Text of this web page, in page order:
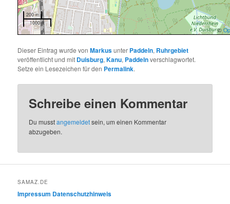
©
200 m
1000 ft
Dieser Eintrag wurde vonMarkusunter Paddeln, Ruhrgebiet
veröffentlicht und mit Duisburg,Kanu, Paddelnverschlagwortet.
Setze ein Lesezeichen für den Permalink.
Schreibe einen Kommentar
Du musstangemeldetsein, um einen Kommentar
abzugeben.
SAMAZ.DE
Impressum Datenschutzhinweis